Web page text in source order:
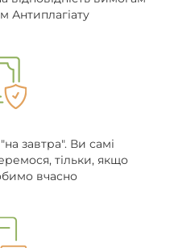
Антиплагіату
завтра". Ви самі
тільки, якщо
вчасно